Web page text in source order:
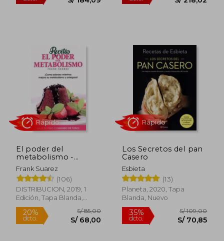
55%
dcto.
S/ 409,09
S/ 184,09
55%
dcto.
El poder del
metabolismo -
Recetas
Frank Suarez
(106)
DISTRIBUCION, 2019, 1
Edición, Tapa Blanda,
Nuevo
Los Secretos del pan
Casero
Esbieta
(13)
Planeta, 2020, Tapa
Blanda, Nuevo